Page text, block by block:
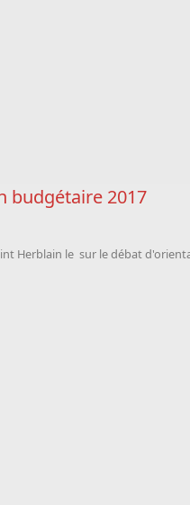
budgétaire 2017
Herblain le sur le débat